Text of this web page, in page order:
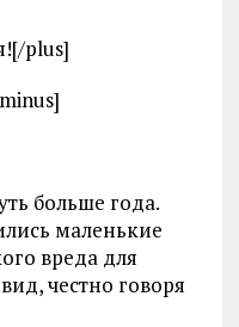
plus]
больше года.
маленькие
вреда для
честно говоря